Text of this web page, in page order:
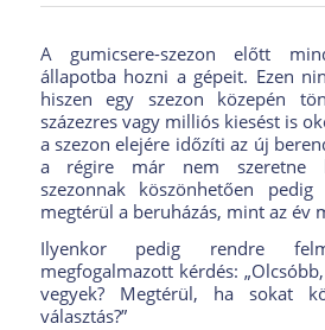
A gumicsere-szezon előtt
állapotba hozni a gépeit. Ezen
hiszen egy szezon közepén
százezres vagy milliós kiesést is
a szezon elejére időzíti az új
a régire már nem szeretne
szezonnak köszönhetően
megtérül a beruházás, mint az év
Ilyenkor pedig rendre
megfogalmazott kérdés:
vegyek? Megtérül, ha sokat
választás?”